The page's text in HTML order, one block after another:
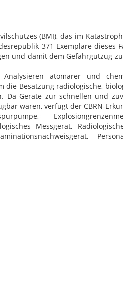
(BMI), das im
371 Exemplare dieses
und damit dem Gefahrgutzug
atomarer und
Besatzung radiologische,
Geräte zur schnellen und
waren, verfügt der CBRN-
Messgerät,